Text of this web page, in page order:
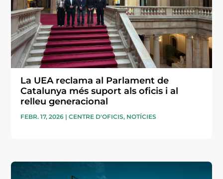
La UEA reclama al Parlament de
Catalunya més suport als oficis i al
relleu generacional
FEBR. 17, 2026 |CENTRE D'OFICIS, NOTÍCIES